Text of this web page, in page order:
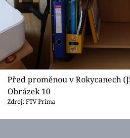
Před proměnou v Rokycanech
Obrázek 10
Zdroj: FTV Prima